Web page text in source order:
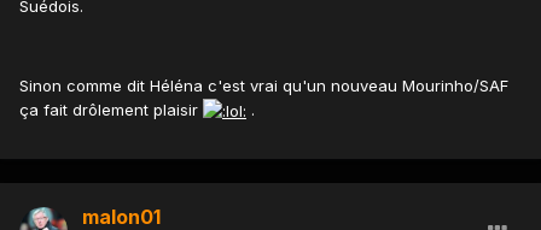
Suédois.
Sinon comme dit Héléna c'est vrai qu'un nouveau Mourinho/SAF
ça fait drôlement plaisir
.
malon01